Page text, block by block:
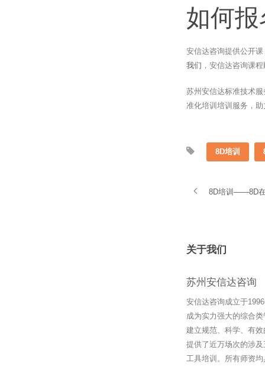
如何
安信达咨询提供公开
我们 ，安信达咨询课
苏州安信达标准技术
准化培训培训服务，
8D培训
8D培训——8D在
关于我们
苏州安信达咨询
安信达咨询成立于
成为实力强大的综合
建立规范、科学、有
提供了近万场次的涉
工具培训。所有师资